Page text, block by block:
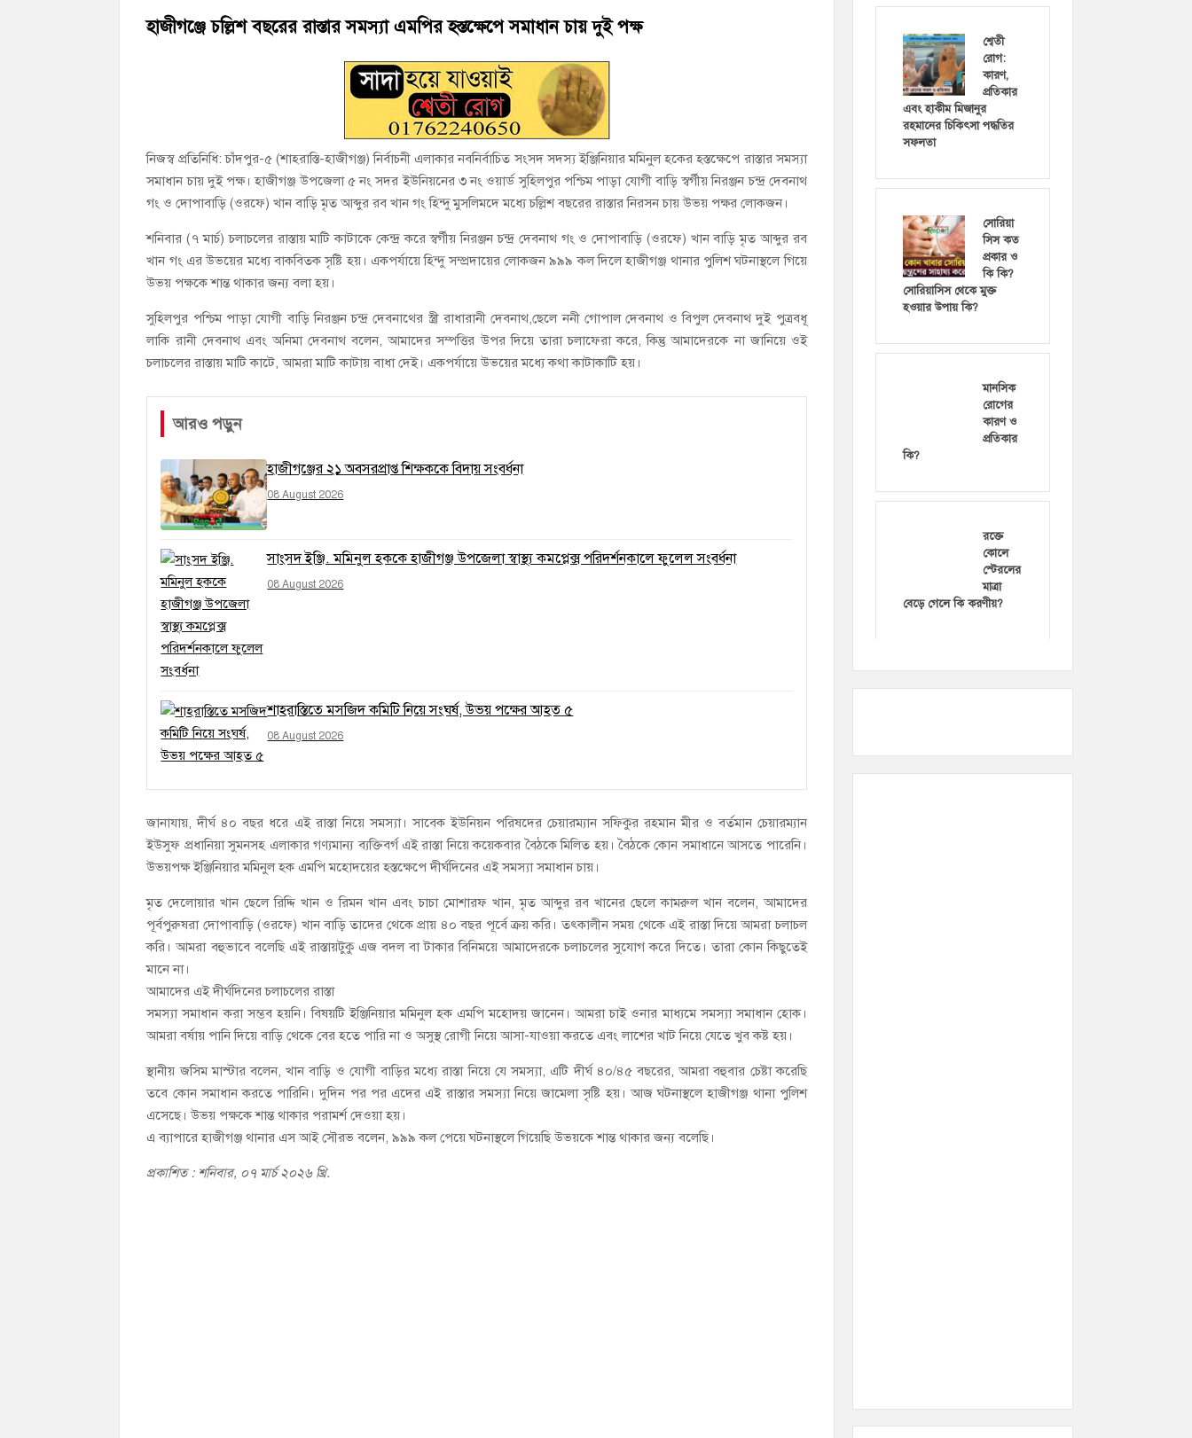
হাজীগঞ্জে ৬ বছরের শিশুকে ধর্ষণের অভিযোগে কেয়ারটেকার আটক
হাজীগঞ্জে চল্লিশ বছরের রাস্তার সমস্যা এমপির হস্তক্ষেপে সমাধান চায় দুই পক্ষ
নিজস্ব প্রতিনিধি: চাঁদপুর-৫ (শাহরাস্তি-হাজীগঞ্জ) নির্বাচনী এলাকার নবনির্বাচিত সংসদ সদস্য ইঞ্জিনিয়ার মমিনুল হকের হস্তক্ষেপে রাস্তার সমস্যা
সমাধান চায় দুই পক্ষ। হাজীগঞ্জ উপজেলা ৫ নং সদর ইউনিয়নের ৩ নং ওয়ার্ড সুহিলপুর পশ্চিম পাড়া যোগী বাড়ি স্বর্গীয় নিরঞ্জন চন্দ্র দেবনাথ
গং ও দোপাবাড়ি (ওরফে) খান বাড়ি মৃত আব্দুর রব খান গং হিন্দু মুসলিমদে মধ্যে চল্লিশ বছরের রাস্তার নিরসন চায় উভয় পক্ষর লোকজন।
শনিবার (৭ মার্চ) চলাচলের রাস্তায় মাটি কাটাকে কেন্দ্র করে স্বর্গীয় নিরঞ্জন চন্দ্র দেবনাথ গং ও দোপাবাড়ি (ওরফে) খান বাড়ি মৃত আব্দুর রব
খান গং এর উভয়ের মধ্যে বাকবিতক সৃষ্টি হয়। একপর্যায়ে হিন্দু সম্প্রদায়ের লোকজন ৯৯৯ কল দিলে হাজীগঞ্জ থানার পুলিশ ঘটনাস্থলে গিয়ে
উভয় পক্ষকে শান্ত থাকার জন্য বলা হয়।
সুহিলপুর পশ্চিম পাড়া যোগী বাড়ি নিরঞ্জন চন্দ্র দেবনাথের স্ত্রী রাধারানী দেবনাথ,ছেলে ননী গোপাল দেবনাথ ও বিপুল দেবনাথ দুই পুত্রবধূ
লাকি রানী দেবনাথ এবং অনিমা দেবনাথ বলেন, আমাদের সম্পত্তির উপর দিয়ে তারা চলাফেরা করে, কিন্তু আমাদেরকে না জানিয়ে ওই
চলাচলের রাস্তায় মাটি কাটে, আমরা মাটি কাটায় বাধা দেই। একপর্যায়ে উভয়ের মধ্যে কথা কাটাকাটি হয়।
আরও পড়ুন
হাজীগঞ্জের ২১ অবসরপ্রাপ্ত শিক্ষককে বিদায় সংবর্ধনা
08 August 2026
সাংসদ ইঞ্জি. মমিনুল হককে হাজীগঞ্জ উপজেলা স্বাস্থ্য কমপ্লেক্স পরিদর্শনকালে ফুলেল সংবর্ধনা
08 August 2026
শাহরাস্তিতে মসজিদ কমিটি নিয়ে সংঘর্ষ, উভয় পক্ষের আহত ৫
08 August 2026
জানাযায়, দীর্ঘ ৪০ বছর ধরে এই রাস্তা নিয়ে সমস্যা। সাবেক ইউনিয়ন পরিষদের চেয়ারম্যান সফিকুর রহমান মীর ও বর্তমান চেয়ারম্যান
ইউসুফ প্রধানিয়া সুমনসহ এলাকার গণ্যমান্য ব্যক্তিবর্গ এই রাস্তা নিয়ে কয়েকবার বৈঠকে মিলিত হয়। বৈঠকে কোন সমাধানে আসতে পারেনি।
উভয়পক্ষ ইঞ্জিনিয়ার মমিনুল হক এমপি মহোদয়ের হস্তক্ষেপে দীর্ঘদিনের এই সমস্যা সমাধান চায়।
মৃত দেলোয়ার খান ছেলে রিদ্দি খান ও রিমন খান এবং চাচা মোশারফ খান, মৃত আব্দুর রব খানের ছেলে কামরুল খান বলেন, আমাদের
পূর্বপুরুষরা দোপাবাড়ি (ওরফে) খান বাড়ি তাদের থেকে প্রায় ৪০ বছর পূর্বে ক্রয় করি। তৎকালীন সময় থেকে এই রাস্তা দিয়ে আমরা চলাচল
করি। আমরা বহুভাবে বলেছি এই রাস্তায়টুকু এজ বদল বা টাকার বিনিময়ে আমাদেরকে চলাচলের সুযোগ করে দিতে। তারা কোন কিছুতেই
মানে না।
আমাদের এই দীর্ঘদিনের চলাচলের রাস্তা
সমস্যা সমাধান করা সম্ভব হয়নি। বিষয়টি ইঞ্জিনিয়ার মমিনুল হক এমপি মহোদয় জানেন। আমরা চাই ওনার মাধ্যমে সমস্যা সমাধান হোক।
আমরা বর্ষায় পানি দিয়ে বাড়ি থেকে বের হতে পারি না ও অসুস্থ রোগী নিয়ে আসা-যাওয়া করতে এবং লাশের খাট নিয়ে যেতে খুব কষ্ট হয়।
স্থানীয় জসিম মাস্টার বলেন, খান বাড়ি ও যোগী বাড়ির মধ্যে রাস্তা নিয়ে যে সমস্যা, এটি দীর্ঘ ৪০/৪৫ বছরের, আমরা বহুবার চেষ্টা করেছি
তবে কোন সমাধান করতে পারিনি। দুদিন পর পর এদের এই রাস্তার সমস্যা নিয়ে জামেলা সৃষ্টি হয়। আজ ঘটনাস্থলে হাজীগঞ্জ থানা পুলিশ
এসেছে। উভয় পক্ষকে শান্ত থাকার পরামর্শ দেওয়া হয়।
এ ব্যাপারে হাজীগঞ্জ থানার এস আই সৌরভ বলেন, ৯৯৯ কল পেয়ে ঘটনাস্থলে গিয়েছি উভয়কে শান্ত থাকার জন্য বলেছি।
প্রকাশিত : শনিবার, ০৭ মার্চ ২০২৬ খ্রি.
শ্বেতী
রোগ:
কারণ,
প্রতিকার
এবং হাকীম মিজানুর
রহমানের চিকিৎসা পদ্ধতির
সফলতা
সোরিয়া
সিস কত
প্রকার ও
কি কি?
সোরিয়াসিস থেকে মুক্ত
হওয়ার উপায় কি?
মানসিক
রোগের
কারণ ও
প্রতিকার
কি?
রক্তে
কোলে
স্টেরলের
মাত্রা
বেড়ে গেলে কি করণীয়?